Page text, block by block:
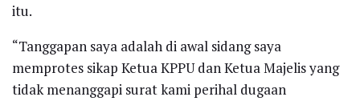
itu.
“Tanggapan saya adalah di awal sidang saya
memprotes sikap Ketua KPPU dan Ketua Majelis yang
tidak menanggapi surat kami perihal dugaan